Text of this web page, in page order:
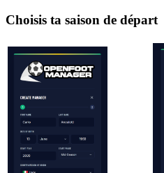
Choisis ta saison de départ